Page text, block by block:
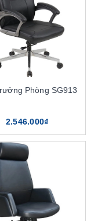
Phòng SG913
2.546.000₫